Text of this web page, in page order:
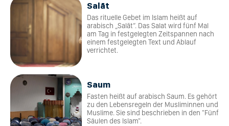
Salāt
Das rituelle Gebet im Islam heißt auf
arabisch „Salāt“. Das Salat wird fünf Mal
am Tag in festgelegten Zeitspannen nach
einem festgelegten Text und Ablauf
verrichtet.
Saum
Fasten heißt auf arabisch Saum. Es gehört
zu den Lebensregeln der Musliminnen und
Muslime. Sie sind beschrieben in den "Fünf
Säulen des Islam".